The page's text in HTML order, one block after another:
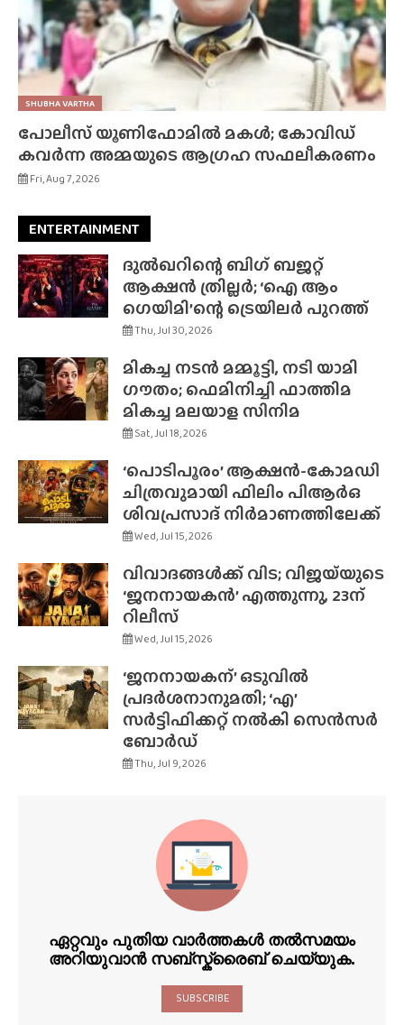
SHUBHA VARTHA
പോലീസ് യൂണിഫോമിൽ മകൾ; കോവിഡ്
കവർന്ന അമ്മയുടെ ആഗ്രഹ സഫലീകരണം
Fri, Aug 7, 2026
ENTERTAINMENT
ദുൽഖറിന്റെ ബിഗ് ബജറ്റ്
ആക്ഷൻ ത്രില്ലർ; ‘ഐ ആം
ഗെയിമി’ന്റെ ട്രെയിലർ പുറത്ത്
Thu, Jul 30, 2026
മികച്ച നടൻ മമ്മൂട്ടി, നടി യാമി
ഗൗതം; ഫെമിനിച്ചി ഫാത്തിമ
മികച്ച മലയാള സിനിമ
Sat, Jul 18, 2026
‘പൊടിപൂരം’ ആക്ഷൻ-കോമഡി
ചിത്രവുമായി ഫിലിം പിആർഒ
ശിവപ്രസാദ് നിർമാണത്തിലേക്ക്
Wed, Jul 15, 2026
വിവാദങ്ങൾക്ക് വിട; വിജയ്‌യുടെ
‘ജനനായകൻ’ എത്തുന്നു, 23ന്
റിലീസ്
Wed, Jul 15, 2026
‘ജനനായകന്’ ഒടുവിൽ
പ്രദർശനാനുമതി; ‘എ’
സർട്ടിഫിക്കറ്റ് നൽകി സെൻസർ
ബോർഡ്
Thu, Jul 9, 2026
ഏറ്റവും പുതിയ വാർത്തകൾ തൽസമയം
അറിയുവാൻ സബ്സ്ക്രൈബ് ചെയ്യുക.
SUBSCRIBE